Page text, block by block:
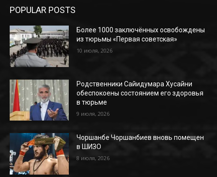
POPULAR POSTS
Более 1000 заключённых освобождены
из тюрьмы «Первая советская»
10 июля, 2026
Родственники Сайидумара Хусайни
обеспокоены состоянием его здоровья
в тюрьме
9 июля, 2026
Чоршанбе Чоршанбиев вновь помещен
в ШИЗО
8 июля, 2026